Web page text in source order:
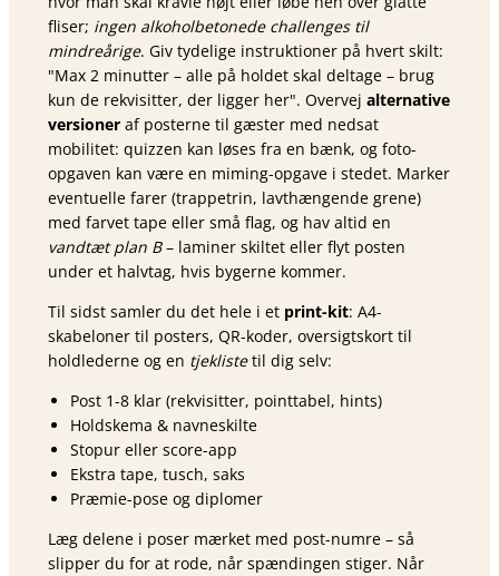
fliser; ingen alkoholbetonede challenges til
mindreårige. Giv tydelige instruktioner på hvert skilt:
Max 2 minutter – alle på holdet skal deltage – brug
kun de rekvisitter, der ligger her . Overvej alternative
versioner af posterne til gæster med nedsat
mobilitet: quizzen kan løses fra en bænk, og foto-
opgaven kan være en miming-opgave i stedet. Marker
eventuelle farer (trappetrin, lavthængende grene)
med farvet tape eller små flag, og hav altid en
vandtæt plan B– laminer skiltet eller flyt posten
under et halvtag, hvis bygerne kommer.
Til sidst samler du det hele i et print-kit: A4-
skabeloner til posters, QR-koder, oversigtskort til
holdlederne og en tjeklistetil dig selv:
Post 1-8 klar (rekvisitter, pointtabel, hints)
Holdskema & navneskilte
Stopur eller score-app
Ekstra tape, tusch, saks
Præmie-pose og diplomer
Læg delene i poser mærket med post-numre – så
slipper du for at rode, når spændingen stiger. Når